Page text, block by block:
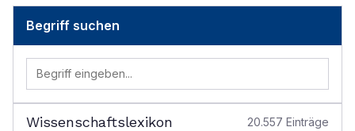
Begriff suchen
Wissenschaftslexikon 20.557 Einträge